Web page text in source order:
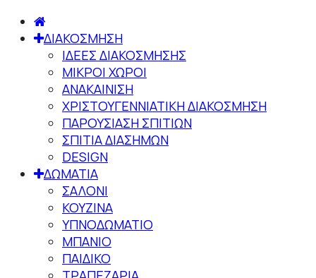
ΔΙΑΚΟΣΜΗΣΗ
ΙΔΕΕΣ ΔΙΑΚΟΣΜΗΣΗΣ
ΜΙΚΡΟΙ ΧΩΡΟΙ
ΑΝΑΚΑΙΝΙΣΗ
ΧΡΙΣΤΟΥΓΕΝΝΙΑΤΙΚΗ ΔΙΑΚΟΣΜΗΣΗ
ΠΑΡΟΥΣΙΑΣΗ ΣΠΙΤΙΩΝ
ΣΠΙΤΙΑ ΔΙΑΣΗΜΩΝ
DESIGN
ΔΩΜΑΤΙΑ
ΣΑΛΟΝΙ
ΚΟΥΖΙΝΑ
ΥΠΝΟΔΩΜΑΤΙΟ
ΜΠΑΝΙΟ
ΠΑΙΔΙΚΟ